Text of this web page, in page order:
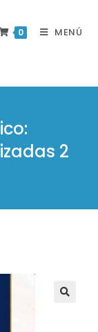
0 MENÚ
2